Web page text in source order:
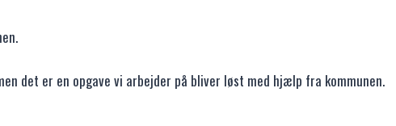
det er en opgave vi arbejder på bliver løst med hjælp fra kommunen.